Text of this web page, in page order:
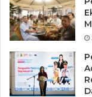
“Guru besar tidak
berkontribusi
pengabdian